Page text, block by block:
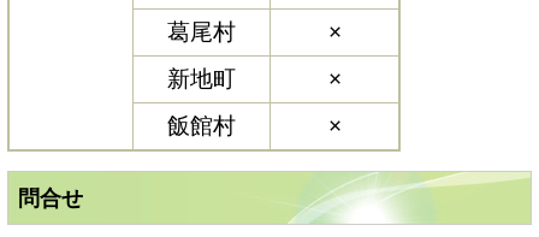
葛尾村
×
新地町
×
飯館村
×
問合せ